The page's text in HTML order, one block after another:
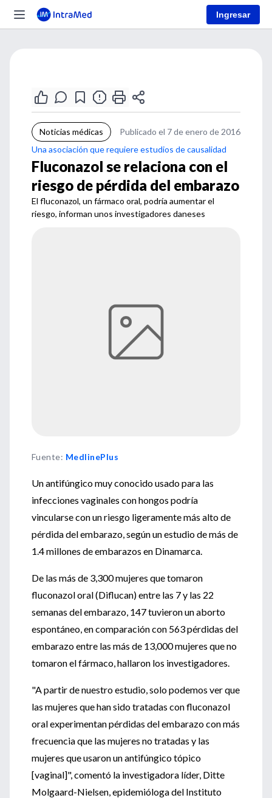
Ingresar
Noticias médicas
Publicado el 7 de enero de 2016
Una asociación que requiere estudios de causalidad
Fluconazol se relaciona con el
riesgo de pérdida del embarazo
El fluconazol, un fármaco oral, podría aumentar el
riesgo, informan unos investigadores daneses
Fuente: MedlinePlus
Un antifúngico muy conocido usado para las
infecciones vaginales con hongos podría
vincularse con un riesgo ligeramente más alto de
pérdida del embarazo, según un estudio de más de
1.4 millones de embarazos en Dinamarca.
De las más de 3,300 mujeres que tomaron
fluconazol oral (Diflucan) entre las 7 y las 22
semanas del embarazo, 147 tuvieron un aborto
espontáneo, en comparación con 563 pérdidas del
embarazo entre las más de 13,000 mujeres que no
tomaron el fármaco, hallaron los investigadores.
"A partir de nuestro estudio, solo podemos ver que
las mujeres que han sido tratadas con fluconazol
oral experimentan pérdidas del embarazo con más
frecuencia que las mujeres no tratadas y las
mujeres que usaron un antifúngico tópico
[vaginal]", comentó la investigadora líder, Ditte
Molgaard-Nielsen, epidemióloga del Instituto